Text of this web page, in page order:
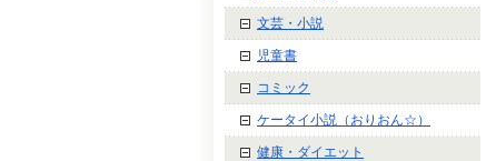
文芸・小説
児童書
コミック
ケータイ小説（おりおん☆）
健康・ダイエット